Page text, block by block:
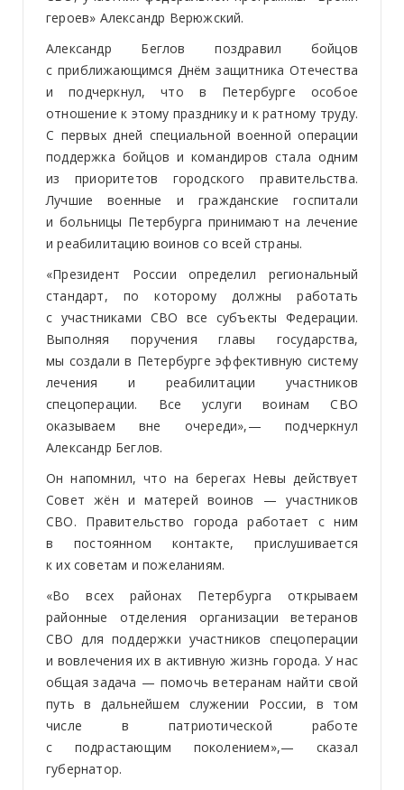
героев» Александр Верюжский.
Александр Беглов поздравил бойцов
с приближающимся Днём защитника Отечества
и подчеркнул, что в Петербурге особое
отношение к этому празднику и к ратному труду.
С первых дней специальной военной операции
поддержка бойцов и командиров стала одним
из приоритетов городского правительства.
Лучшие военные и гражданские госпитали
и больницы Петербурга принимают на лечение
и реабилитацию воинов со всей страны.
«Президент России определил региональный
стандарт, по которому должны работать
с участниками СВО все субъекты Федерации.
Выполняя поручения главы государства,
мы создали в Петербурге эффективную систему
лечения и реабилитации участников
спецоперации. Все услуги воинам СВО
оказываем вне очереди»,— подчеркнул
Александр Беглов.
Он напомнил, что на берегах Невы действует
Совет жён и матерей воинов — участников
СВО. Правительство города работает с ним
в постоянном контакте, прислушивается
к их советам и пожеланиям.
«Во всех районах Петербурга открываем
районные отделения организации ветеранов
СВО для поддержки участников спецоперации
и вовлечения их в активную жизнь города. У нас
общая задача — помочь ветеранам найти свой
путь в дальнейшем служении России, в том
числе в патриотической работе
с подрастающим поколением»,— сказал
губернатор.